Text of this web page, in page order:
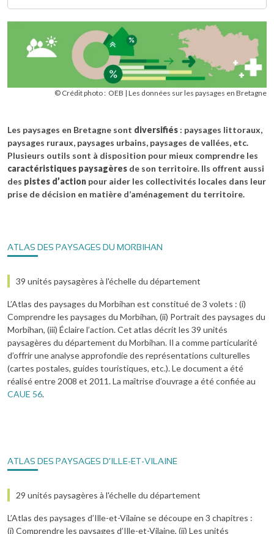
© Crédit photo : OEB Les données sur les paysages en Bretagne
Les paysages en Bretagne sont diversifiés : paysages littoraux,
paysages ruraux, paysages urbains, paysages de vallées, etc.
Plusieurs outils sont à disposition pour mieux comprendre les
caractéristiques paysagères de son territoire. Ils offrent aussi
des pistes d’action pour aider les collectivités locales dans leur
prise de décision en matière d’aménagement du territoire.
ATLAS DES PAYSAGES DU MORBIHAN
39 unités paysagères à l'échelle du département
L’Atlas des paysages du Morbihan est constitué de 3 volets : (i)
Comprendre les paysages du Morbihan, (ii) Portrait des paysages du
Morbihan, (iii) Éclaire l’action. Cet atlas décrit les 39 unités
paysagères du département du Morbihan. Il a comme particularité
d’offrir une analyse approfondie des représentations culturelles
(cartes postales, guides touristiques, etc.). Le document a été
réalisé entre 2008 et 2011. La maîtrise d’ouvrage a été confiée au
CAUE 56.
ATLAS DES PAYSAGES D’ILLE-ET-VILAINE
29 unités paysagères à l'échelle du département
L’Atlas des paysages d’Ille-et-Vilaine se découpe en 3 chapitres :
(i) Comprendre les paysages d’Ille-et-Vilaine, (ii) Les unités